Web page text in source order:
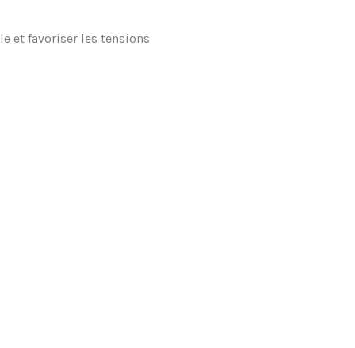
et favoriser les tensions